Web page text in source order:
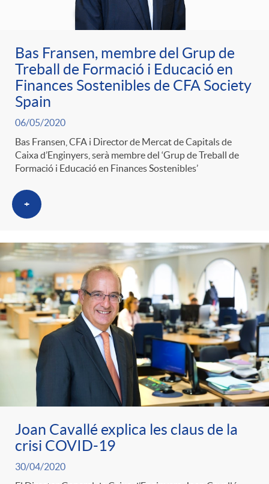
a
S
a
l
a
d
e
p
e
n
p
e
r
c
a
t
e
g
o
r
i
e
e
n
i
d
o
A
n
c
a
F
i
i
c
a
d
o
r
d
e
o
n
Bas Fransen, membre del Grup de
Treball de Formació i Educació en
Finances Sostenibles de CFA Society
Spain
06/05/2020
Bas Fransen, CFA i Director de Mercat de Capitals de
Caixa d’Enginyers, serà membre del ‘Grup de Treball de
Formació i Educació en Finances Sostenibles’
+
Joan Cavallé explica les claus de la
crisi COVID-19
30/04/2020